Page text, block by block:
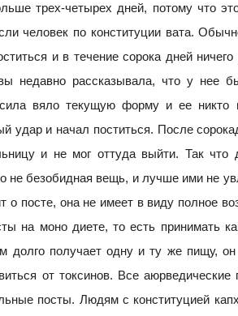
трех-четырех дней, потому что
человек по конституции вата.
и в течение сорока дней ничего
недавно рассказывала, что у нее
вяло текущую форму и ее никто
и начал поститься. После
и не мог оттуда выйти. Так что
не безобидная вещь, и лучше ими не
о посте, она не имеет в виду полное
на моно диете, то есть принимать
долго получает одну и ту же пищу,
от токсинов. Все
посты. Людям с конституцией